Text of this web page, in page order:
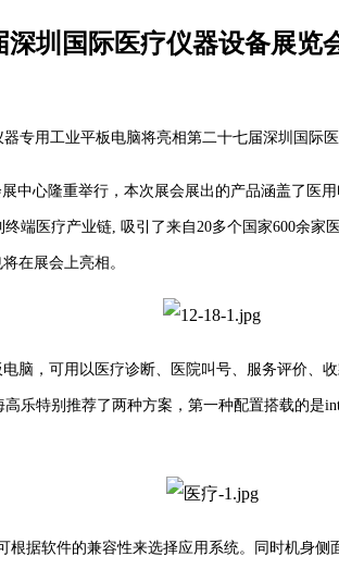
圳国际医疗仪器设备展览
器专用工业平板电脑将亮相第二十七届深圳国际
心隆重举行，本次展会展出的产品涵盖了医
端医疗产业链, 吸引了来自20多个国家600余
在展会上亮相。
脑，可用以医疗诊断、医院叫号、服务评价、
乐特别推荐了两种方案，第一种配置搭载的是
据软件的兼容性来选择应用系统。同时机身侧